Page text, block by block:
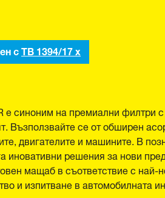
сTB 1394/17 x
е синоним на премиални филтри
Възползвайте се от обширен
двигателите и машините. В
иновативни решения за нови
мащаб в съответствие с най-
и изпитване в автомобилната